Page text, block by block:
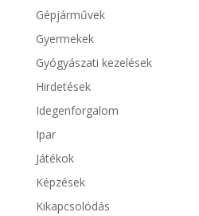
Gépjárművek
Gyermekek
Gyógyászati kezelések
Hirdetések
Idegenforgalom
Ipar
Játékok
Képzések
Kikapcsolódás